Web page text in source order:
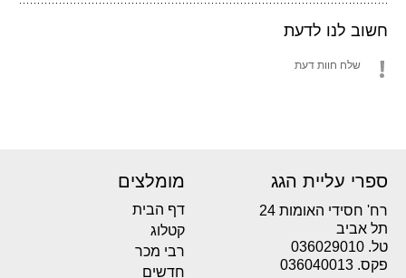
חשוב לנו לדעת
שלח חוות דעת
ספרי עליית הגג
רח' חסידי האומות 24
תל אביב
טל. 036029010
פקס. 036040013
מומלצים
דף הבית
קטלוג
רבי מכר
חדשים